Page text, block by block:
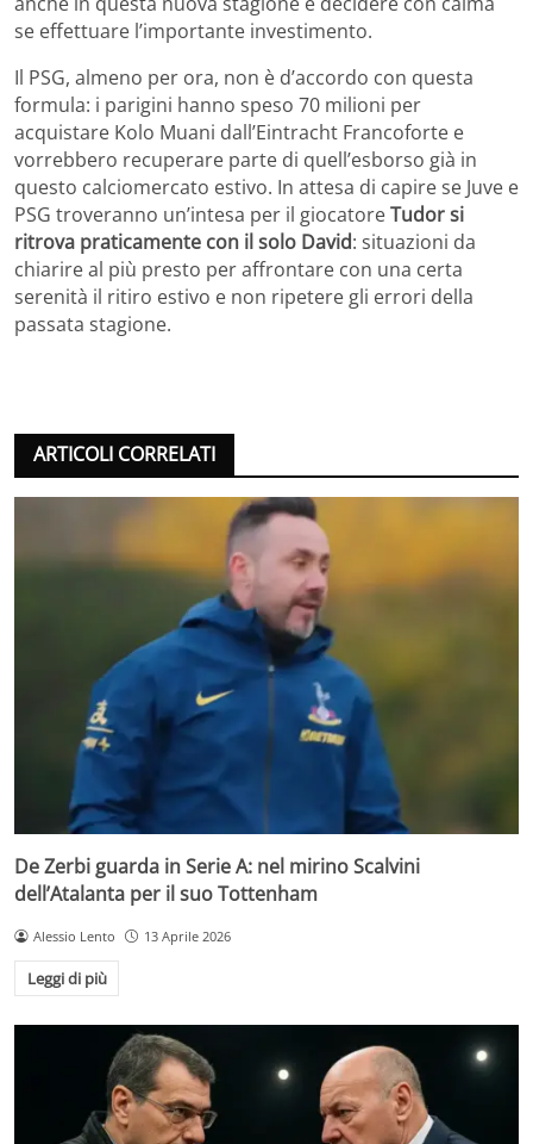
se effettuare l’importante investimento.
Il PSG, almeno per ora, non è d’accordo con questa
formula: i parigini hanno speso 70 milioni per
acquistare Kolo Muani dall’Eintracht Francoforte e
vorrebbero recuperare parte di quell’esborso già in
questo calciomercato estivo. In attesa di capire se Juve e
PSG troveranno un’intesa per il giocatoreTudor si
ritrova praticamente con il solo David: situazioni da
chiarire al più presto per affrontare con una certa
serenità il ritiro estivo e non ripetere gli errori della
passata stagione.
ARTICOLI CORRELATI
De Zerbi guarda in Serie A: nel mirino Scalvini
dell’Atalanta per il suo Tottenham
Alessio Lento 13 Aprile 2026
Leggi di più